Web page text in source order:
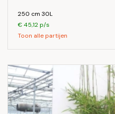
250 cm 30L
€ 45,12 p/s
Toon alle partijen